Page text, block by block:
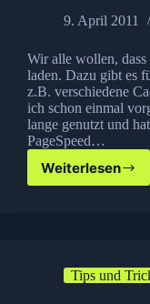
9. April 2011
Wir alle wollen, dass
laden. Dazu gibt es
z.B. verschiedene
ich schon einmal
lange genutzt und
PageSpeed…
Weiterlesen
W3
Tips und